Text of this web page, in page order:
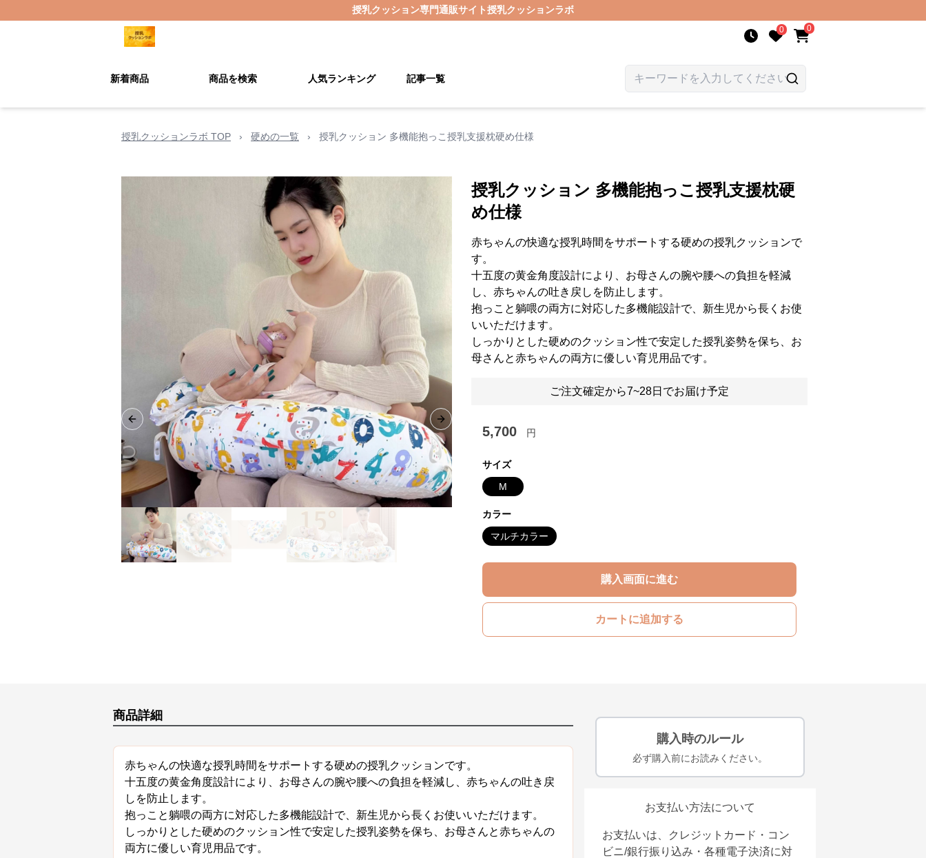
授乳クッション専門通販サイト授乳クッションラボ
0 0
新着商品 商品を検索 人気ランキング 記事一覧
授乳クッションラボ TOP › 硬めの一覧 › 授乳クッション 多機能抱っこ授乳支援枕硬め仕様
Previous slide Next slide
授乳クッション 多機能抱っこ授乳支援枕硬
め仕様
赤ちゃんの快適な授乳時間をサポートする硬めの授乳クッションで
す。
十五度の黄金角度設計により、お母さんの腕や腰への負担を軽減
し、赤ちゃんの吐き戻しを防止します。
抱っこと躺喂の両方に対応した多機能設計で、新生児から長くお使
いいただけます。
しっかりとした硬めのクッション性で安定した授乳姿勢を保ち、お
母さんと赤ちゃんの両方に優しい育児用品です。
ご注文確定から7~28日でお届け予定
5,700 円
サイズ
M
カラー
マルチカラー
購入画面に進む
カートに追加する
商品詳細
赤ちゃんの快適な授乳時間をサポートする硬めの授乳クッションです。
十五度の黄金角度設計により、お母さんの腕や腰への負担を軽減し、赤ちゃんの吐き戻
しを防止します。
抱っこと躺喂の両方に対応した多機能設計で、新生児から長くお使いいただけます。
しっかりとした硬めのクッション性で安定した授乳姿勢を保ち、お母さんと赤ちゃんの
両方に優しい育児用品です。
購入時のルール
必ず購入前にお読みください。
お支払い方法について
お支払いは、クレジットカード・コン
ビニ/銀行振り込み・各種電子決済に対